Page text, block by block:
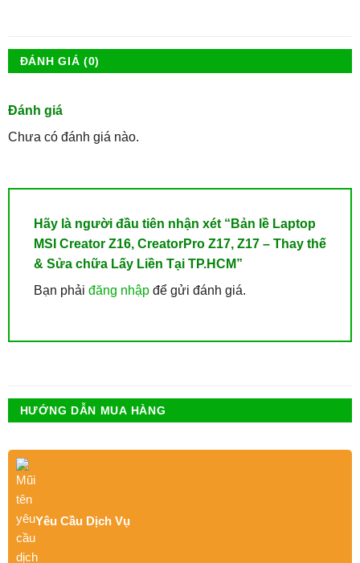
ĐÁNH GIÁ (0)
Đánh giá
Chưa có đánh giá nào.
Hãy là người đầu tiên nhận xét “Bản lề Laptop
MSI Creator Z16, CreatorPro Z17, Z17 – Thay thế
& Sửa chữa Lấy Liền Tại TP.HCM”
Bạn phải đăng nhậpđể gửi đánh giá.
HƯỚNG DẪN MUA HÀNG
Yêu Cầu Dịch Vụ